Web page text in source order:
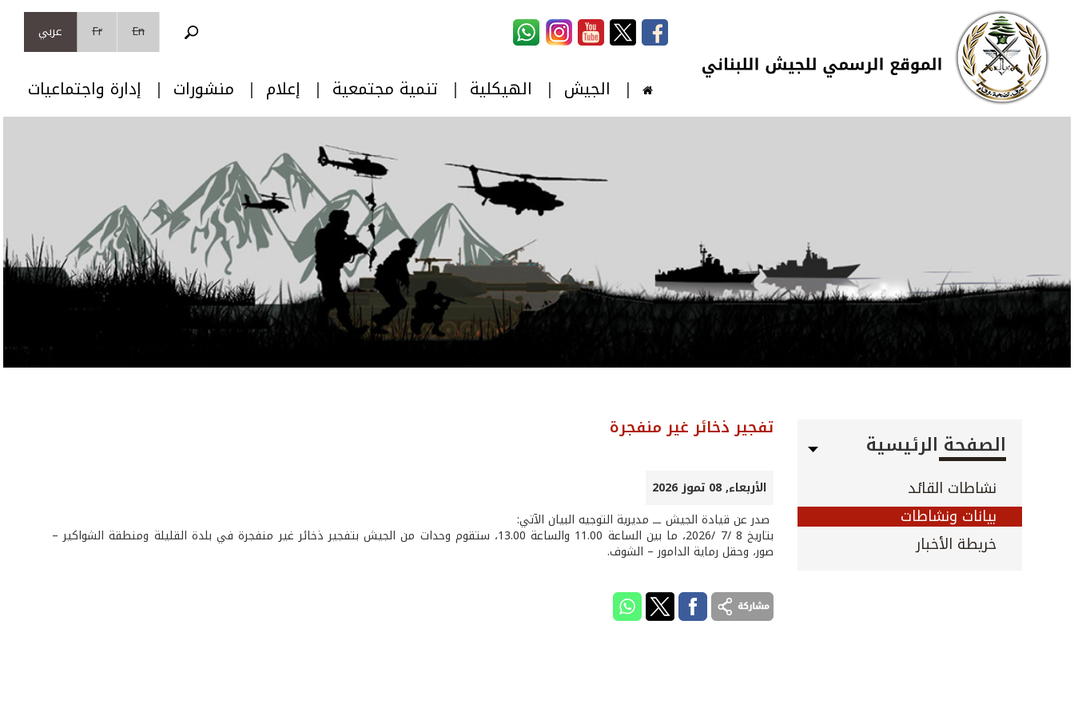
تجاوز إلى المحتوى الرئيسي
Skip to navigation
En
Fr عربي
الجيش الهيكلية تنمية مجتمعية إعلام منشورات إدارة واجتماعيات
الصفحة الرئيسية
نشاطات القائد
بيانات ونشاطات
خريطة الأخبار
تفجير ذخائر غير منفجرة
الأربعاء, 08 تموز 2026
صدر عن قيادة الجيش ـــ مديرية التوجيه البيان الآتي:
بتاريخ 8 /7 /2026، ما بين الساعة 11.00 والساعة 13.00، ستقوم وحدات من الجيش بتفجير ذخائر غير منفجرة في بلدة القليلة ومنطقة الشواكير –
صور، وحقل رماية الدامور – الشوف.